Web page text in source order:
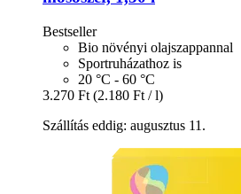
Bestseller
Bio növényi olajszappannal
Sportruházathoz is
20 °C - 60 °C
3.270 Ft (2.180 Ft / l)
Szállítás eddig: augusztus 11.